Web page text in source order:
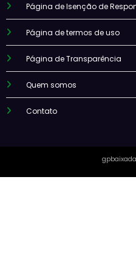
Página de Isenção de
Página de termos de uso
Página de Transparência
Quem somos
Contato